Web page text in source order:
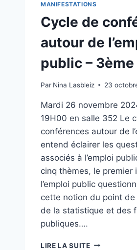
MANIFESTATIONS
Cycle de
autour de
public –
Par Nina Lasbleiz 23
Mardi 26 novembre
19H00 en salle 352 Le
conférences autour de
entend éclairer les
associés à l’emploi
cinq thèmes, le premier
l’emploi public
cette notion du point
de la statistique et des
publiques….
LIRE LA SUITECYCLE